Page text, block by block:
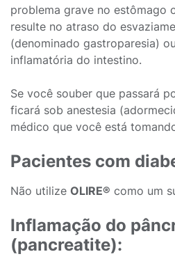
problema grave no estômago
resulte no atraso do
(denominado gastroparesia)
inflamatória do intestino.
Se você souber que passará
ficará sob anestesia
médico que você está
Pacientes com
Não utilize OLIRE® como um
Inflamação do
(pancreatite):